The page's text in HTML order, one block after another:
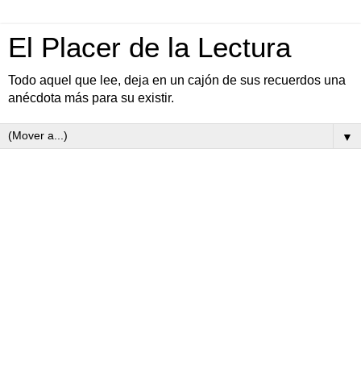
El Placer de la Lectura
Todo aquel que lee, deja en un cajón de sus recuerdos una
anécdota más para su existir.
▼